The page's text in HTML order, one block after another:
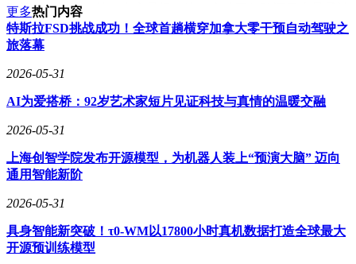
计算优势达到10的54次方量级。这一突破不仅验证了光量子计
算在特定问题上的指数级加速能力，也为解决密码学、材料科
学等领域复杂问题提供了全新工具。
专家指出，“九章四号”的研发成功，标志着我国在低损耗光量
建“万亿量子模式三维簇态”及未来“容错光量子计算硬件”提供
先地位。随着相关技术的持续突破，量子计算从实验室走向实
际应用的时间表正逐步清晰。
更多热门内容
特斯拉FSD挑战成功！全球首趟横穿加拿大零干预自动驾驶之
旅落幕
2026-05-31
AI为爱搭桥：92岁艺术家短片见证科技与真情的温暖交融
2026-05-31
上海创智学院发布开源模型，为机器人装上“预演大脑” 迈向
通用智能新阶
2026-05-31
具身智能新突破！τ0-WM以17800小时真机数据打造全球最大
开源预训练模型